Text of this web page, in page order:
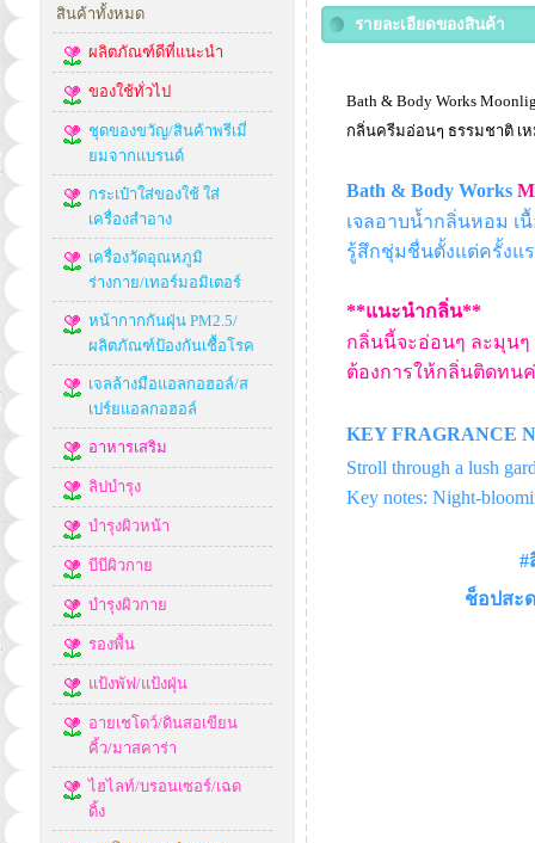
สินค้าทั้งหมด
ผลิตภัณฑ์ดีที่แนะนำ
ของใช้ทั่วไป
ชุดของขวัญ/สินค้าพรีเมี่
ยมจากแบรนด์
กระเป๋าใส่ของใช้ ใส่
เครื่องสำอาง
เครื่องวัดอุณหภูมิ
ร่างกาย/เทอร์มอมิเตอร์
หน้ากากกันฝุ่น PM2.5/
ผลิตภัณฑ์ป้องกันเชื้อโรค
เจลล้างมือแอลกอฮอล์/ส
เปร์ยแอลกอฮอล์
อาหารเสริม
ลิปบำรุง
บำรุงผิวหน้า
บีบีผิวกาย
บำรุงผิวกาย
รองพื้น
แป้งพัฟ/แป้งฝุ่น
อายเชโดว์/ดินสอเขียน
คิ้ว/มาสคาร่า
ไฮไลท์/บรอนเซอร์/เฉด
ดิ้ง
รายละเอียดของสินค้า
Bath & Body Works
กลิ่นครีมอ่อนๆ ธรรมชาติ เ
Bath & Body Works
เจลอาบน้ำกลิ่นหอม เ
รู้สึกชุ่มชื่นตั้งแต่ครั้งแ
**แนะนำกลิ่น**
กลิ่นนี้จะอ่อนๆ ละมุน
ต้องการให้กลิ่นติดทน
KEY FRAGRANCE
Stroll through a lush
Key notes: Night-
#
ช็อปสะ